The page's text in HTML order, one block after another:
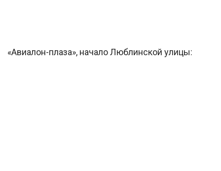
«Авиалон-плаза», начало Люблинской улицы: